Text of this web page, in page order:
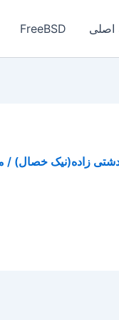
FreeBSD
زاده(نیک خصال) /